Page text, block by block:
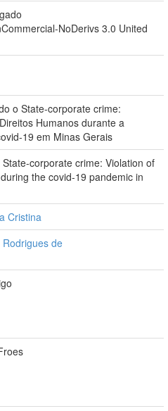
NoDerivs 3.0 United
o State-corporate crime:
Humanos durante a
19 em Minas Gerais
corporate crime: Violation of
the covid-19 pandemic in
Cristina
de